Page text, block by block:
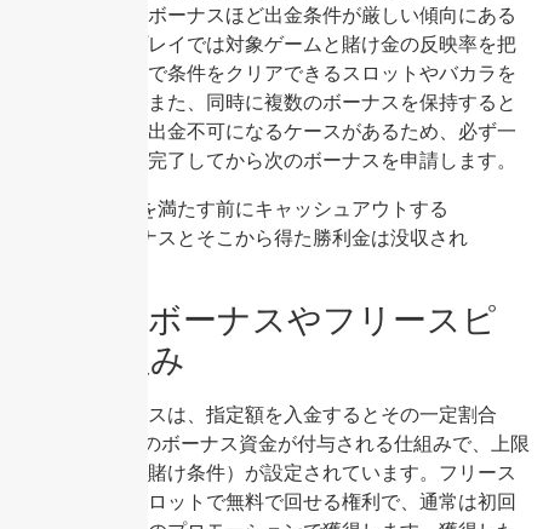
とです。高額なボーナスほど出金条件が厳しい傾向にある
ため、実際のプレイでは対象ゲームと賭け金の反映率を把
握し、低リスクで条件をクリアできるスロットやバカラを
選びましょう。また、同時に複数のボーナスを保持すると
条件が混在し、出金不可になるケースがあるため、必ず一
つのボーナスを完了してから次のボーナスを申請します。
出金条件を満たす前にキャッシュアウトする
と、ボーナスとそこから得た勝利金は没収され
初回入金ボーナスやフリースピ
ンの仕組み
初回入金ボーナスは、指定額を入金するとその一定割合
（例：100％）のボーナス資金が付与される仕組みで、上限
額と出金条件（賭け条件）が設定されています。フリース
ピンは、特定スロットで無料で回せる権利で、通常は初回